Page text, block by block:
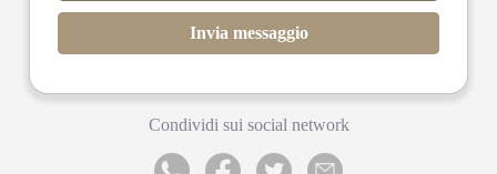
Invia messaggio
Condividi sui social network